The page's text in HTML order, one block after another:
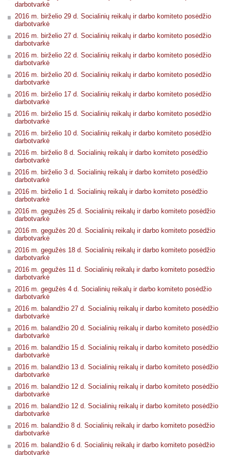
darbotvarkė
2016 m. birželio 29 d. Socialinių reikalų ir darbo komiteto posėdžio
darbotvarkė
2016 m. birželio 27 d. Socialinių reikalų ir darbo komiteto posėdžio
darbotvarkė
2016 m. birželio 22 d. Socialinių reikalų ir darbo komiteto posėdžio
darbotvarkė
2016 m. birželio 20 d. Socialinių reikalų ir darbo komiteto posėdžio
darbotvarkė
2016 m. birželio 17 d. Socialinių reikalų ir darbo komiteto posėdžio
darbotvarkė
2016 m. birželio 15 d. Socialinių reikalų ir darbo komiteto posėdžio
darbotvarkė
2016 m. birželio 10 d. Socialinių reikalų ir darbo komiteto posėdžio
darbotvarkė
2016 m. birželio 8 d. Socialinių reikalų ir darbo komiteto posėdžio
darbotvarkė
2016 m. birželio 3 d. Socialinių reikalų ir darbo komiteto posėdžio
darbotvarkė
2016 m. birželio 1 d. Socialinių reikalų ir darbo komiteto posėdžio
darbotvarkė
2016 m. gegužės 25 d. Socialinių reikalų ir darbo komiteto posėdžio
darbotvarkė
2016 m. gegužės 20 d. Socialinių reikalų ir darbo komiteto posėdžio
darbotvarkė
2016 m. gegužės 18 d. Socialinių reikalų ir darbo komiteto posėdžio
darbotvarkė
2016 m. gegužės 11 d. Socialinių reikalų ir darbo komiteto posėdžio
darbotvarkė
2016 m. gegužės 4 d. Socialinių reikalų ir darbo komiteto posėdžio
darbotvarkė
2016 m. balandžio 27 d. Socialinių reikalų ir darbo komiteto posėdžio
darbotvarkė
2016 m. balandžio 20 d. Socialinių reikalų ir darbo komiteto posėdžio
darbotvarkė
2016 m. balandžio 15 d. Socialinių reikalų ir darbo komiteto posėdžio
darbotvarkė
2016 m. balandžio 13 d. Socialinių reikalų ir darbo komiteto posėdžio
darbotvarkė
2016 m. balandžio 12 d. Socialinių reikalų ir darbo komiteto posėdžio
darbotvarkė
2016 m. balandžio 12 d. Socialinių reikalų ir darbo komiteto posėdžio
darbotvarkė
2016 m. balandžio 8 d. Socialinių reikalų ir darbo komiteto posėdžio
darbotvarkė
2016 m. balandžio 6 d. Socialinių reikalų ir darbo komiteto posėdžio
darbotvarkė